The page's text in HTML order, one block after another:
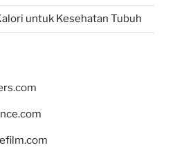
untuk Kesehatan Tubuh